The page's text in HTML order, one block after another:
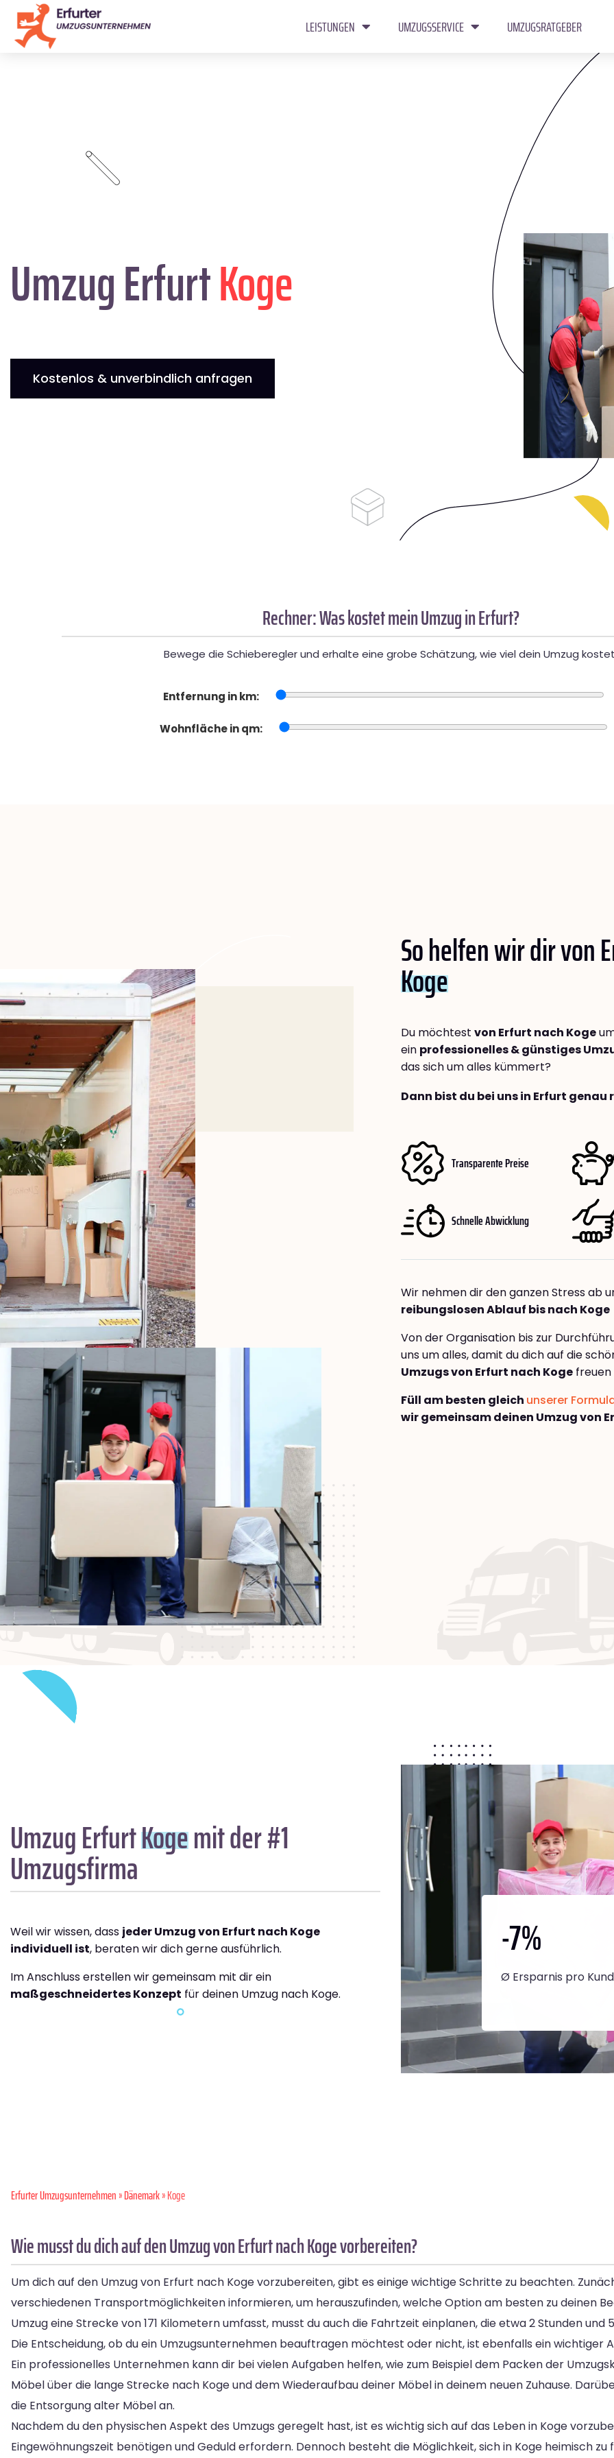
LEISTUNGEN UMZUGSSERVICE UMZUGSRATGEBER
Umzug ErfurtKoge
Kostenlos & unverbindlich anfragen
Rechner: Was kostet mein Umzug in Erfurt?
Bewege die Schieberegler und erhalte eine grobe Schätzung, wie viel dein Umzug
Entfernung in km:
Wohnfläche in qm:
So helfen wir dir von
Koge
Du möchtest von Erfurt nach Koge
ein professionelles & günstiges
das sich um alles kümmert?
Dann bist du bei uns in Erfurt
Transparente Preise
Schnelle Abwicklung
Wir nehmen dir den ganzen Stress ab
reibungslosen Ablauf bis nach Koge
Von der Organisation bis zur
uns um alles, damit du dich auf die
Umzugs von Erfurt nach Koge freuen
Füll am besten gleich unserer
wir gemeinsam deinen Umzug von
Umzug ErfurtKogemit der #1
Umzugsfirma
Weil wir wissen, dass jeder Umzug von Erfurt nach Koge
individuell ist, beraten wir dich gerne ausführlich.
Im Anschluss erstellen wir gemeinsam mit dir ein
maßgeschneidertes Konzept für deinen Umzug nach Koge.
-7%
Ø Ersparnis pro
Erfurter Umzugsunternehmen»Dänemark» Koge
Wie musst du dich auf den Umzug von Erfurt nach Koge vorbereiten?
Um dich auf den Umzug von Erfurt nach Koge vorzubereiten, gibt es einige wichtige Schritte zu beachten.
verschiedenen Transportmöglichkeiten informieren, um herauszufinden, welche Option am besten zu deinen
Umzug eine Strecke von 171 Kilometern umfasst, musst du auch die Fahrtzeit einplanen, die etwa 2 Stunden und
Die Entscheidung, ob du ein Umzugsunternehmen beauftragen möchtest oder nicht, ist ebenfalls ein wichtiger
Ein professionelles Unternehmen kann dir bei vielen Aufgaben helfen, wie zum Beispiel dem Packen der
Möbel über die lange Strecke nach Koge und dem Wiederaufbau deiner Möbel in deinem neuen Zuhause.
die Entsorgung alter Möbel an.
Nachdem du den physischen Aspekt des Umzugs geregelt hast, ist es wichtig sich auf das Leben in Koge
Eingewöhnungszeit benötigen und Geduld erfordern. Dennoch besteht die Möglichkeit, sich in Koge heimisch zu